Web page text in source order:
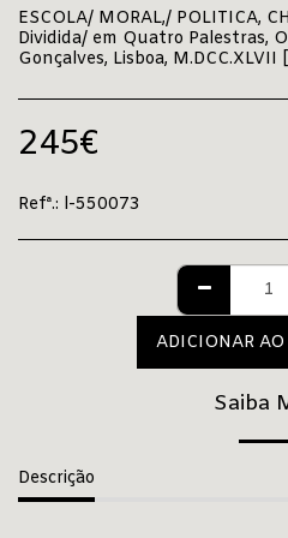
ESCOLA/ MORAL,/ POLITICA,
Dividida/ em Quatro Palestras,
Gonçalves, Lisboa, M.DCC.XLVII
245€
Refª.: l-550073
ADICIONAR
Saiba
Descrição